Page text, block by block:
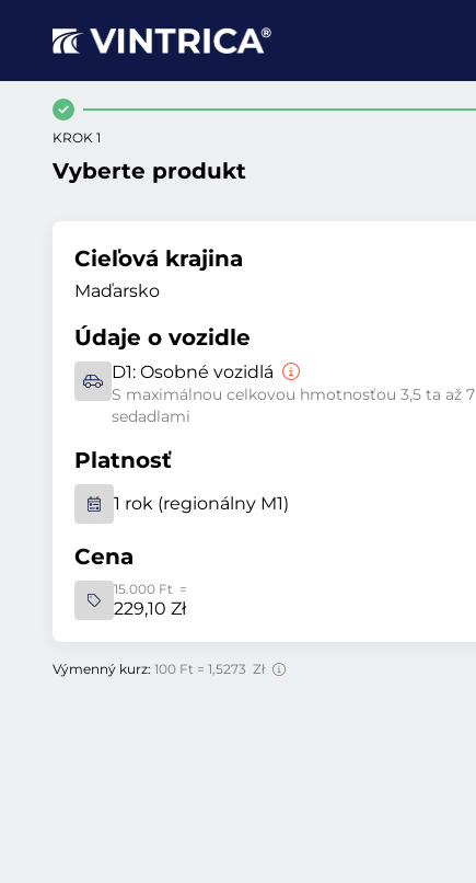
KROK 1
Vyberte produkt
Cieľová krajina
Maďarsko
Údaje o vozidle
D1: Osobné vozidlá
S maximálnou celkovou hmotnosťou 3,5 ta až 7
sedadlami
Platnosť
1 rok (regionálny M1)
Cena
15.000 Ft =
229,10 Zł
Výmenný kurz: 100 Ft = 1,5273 Zł